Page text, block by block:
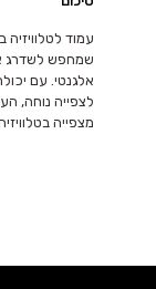
שמחפש לשדרג
אלגנטי. עם
לצפייה נוחה,
מצפייה